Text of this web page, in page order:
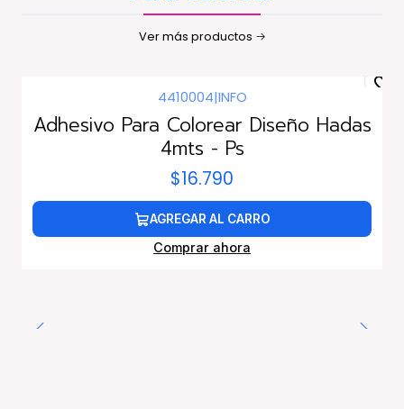
Ver más productos
4410004|INFO
Adhesivo Para Colorear Diseño Hadas
4mts - Ps
$16.790
AGREGAR AL CARRO
Comprar ahora